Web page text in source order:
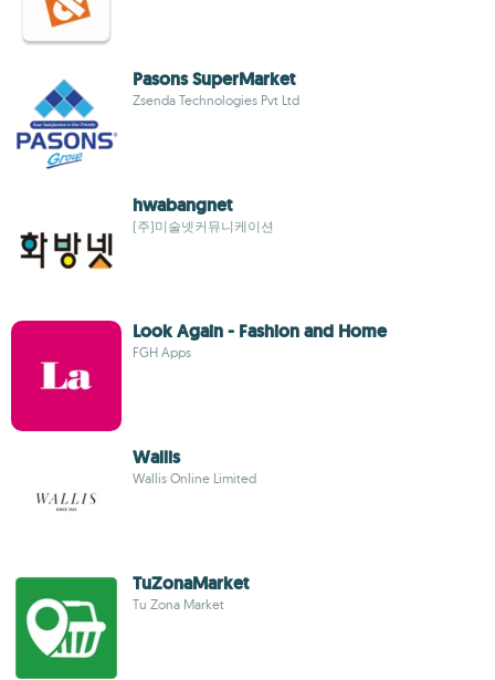
Pasons SuperMarket
Zsenda Technologies Pvt Ltd
hwabangnet
(주)미술넷커뮤니케이션
Look Again - Fashion and Home
FGH Apps
Wallis
Wallis Online Limited
TuZonaMarket
Tu Zona Market